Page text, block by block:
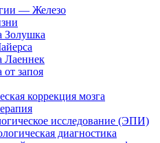
— Железо
Золушка
Лаеннек
запоя
коррекция мозга
исследование (ЭПИ)
диагностика